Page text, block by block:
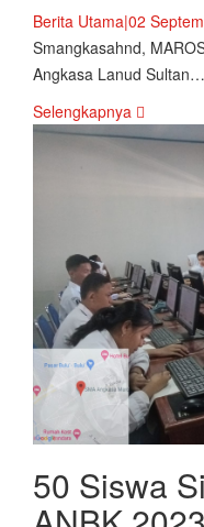
Berita Utama|02
Smangkasahnd,
Angkasa Lanud Sultan…
Selengkapnya
50 Siswa